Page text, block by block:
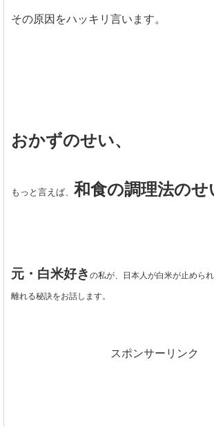
その原因をハッキリ言います。
おかずのせい、
もっと言えば、 和食の調理法のせ
元・白米好き の私が、日本人が白米が止めら
離れる秘訣をお話します。
スポンサーリンク